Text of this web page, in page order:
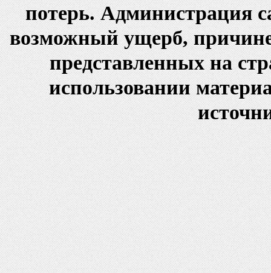
потерь. Администрация
возможный ущерб,
представленных на
использовании